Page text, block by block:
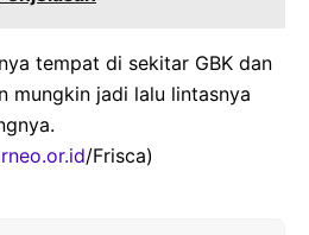
tempat di sekitar GBK dan
mungkin jadi lalu lintasnya
/Frisca)